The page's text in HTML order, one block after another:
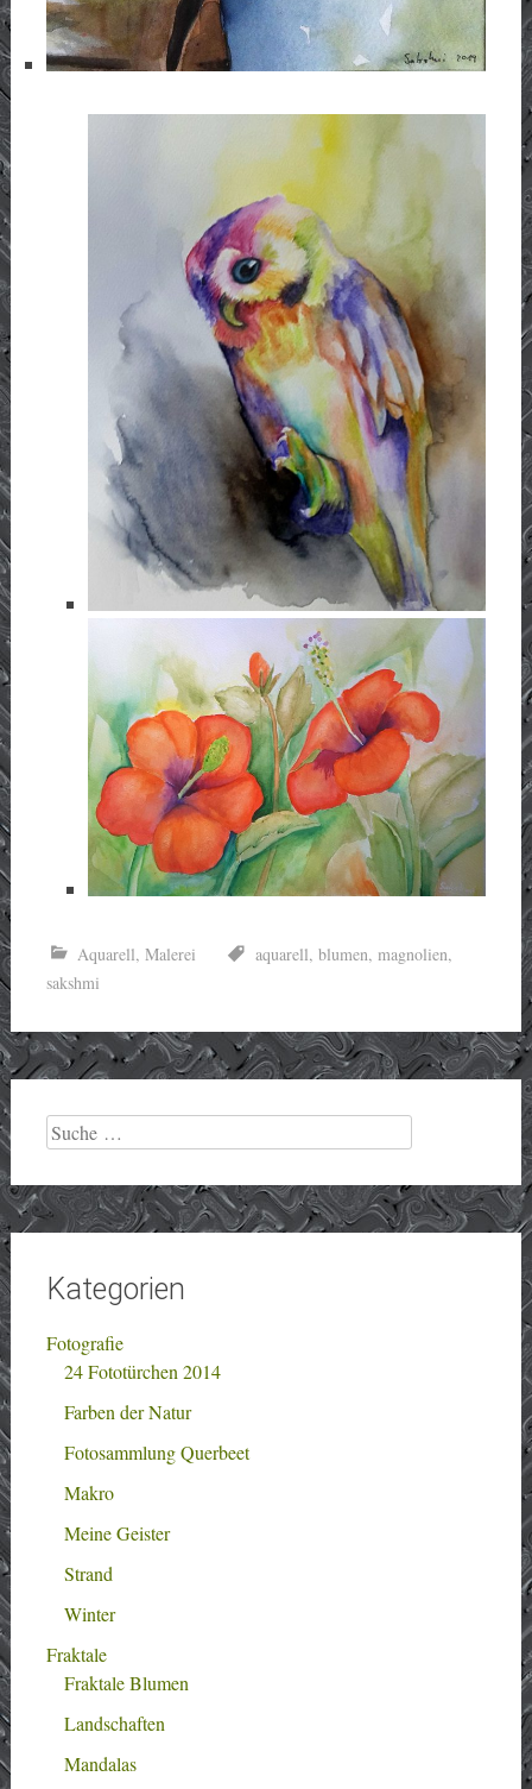
Aquarell, Malerei aquarell, blumen, magnolien,
sakshmi
Suche
nach:
Kategorien
Fotografie
24 Fototürchen 2014
Farben der Natur
Fotosammlung Querbeet
Makro
Meine Geister
Strand
Winter
Fraktale
Fraktale Blumen
Landschaften
Mandalas